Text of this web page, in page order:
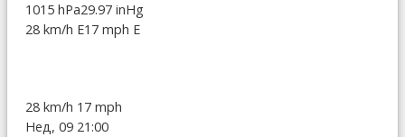
1015 hPa29.97 inHg
28 km/h E17 mph E
28 km/h 17 mph
Нед, 09 21:00